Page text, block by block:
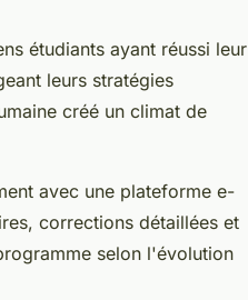
étudiants ayant réussi leur
leurs stratégies
créé un climat de
avec une plateforme e-
corrections détaillées et
selon l'évolution